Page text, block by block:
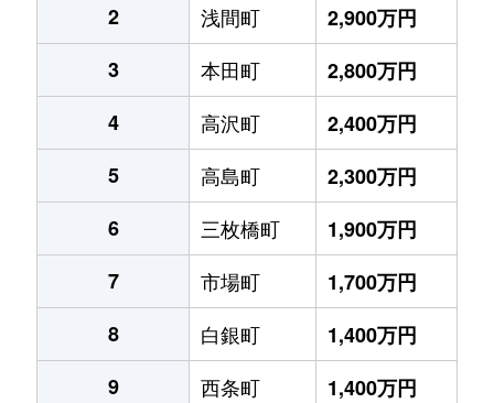
2
浅間町
2,900万円
3
本田町
2,800万円
4
高沢町
2,400万円
5
高島町
2,300万円
6
三枚橋町
1,900万円
7
市場町
1,700万円
8
白銀町
1,400万円
9
西条町
1,400万円